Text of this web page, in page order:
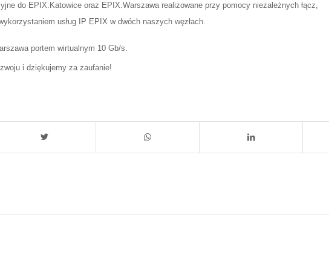
do EPIX.Katowice oraz EPIX.Warszawa realizowane przy pomocy niezależnych łącz,
usług IP EPIX w dwóch naszych węzłach.
portem wirtualnym 10 Gb/s.
i dziękujemy za zaufanie!